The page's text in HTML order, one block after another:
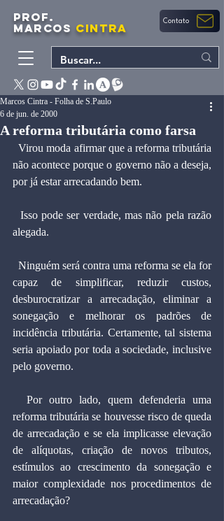
PROF.
MARCOS CINTRA Contato
A reforma tributária como farsa
Marcos Cintra - Folha de S.Paulo
6 de jun. de 2000
  Virou moda afirmar que a reforma tributária
não acontece porque o governo não a deseja,
por já estar arrecadando bem.
alegada.
capaz de simplificar, reduzir custos,
desburocratizar a arrecadação, eliminar a
sonegação e melhorar os padrões de
incidência tributária. Certamente, tal sistema
seria apoiado por toda a sociedade, inclusive
pelo governo.
reforma tributária se houvesse risco de queda
de arrecadação e se ela implicasse elevação
de alíquotas, criação de novos tributos,
estímulos ao crescimento da sonegação e
maior complexidade nos procedimentos de
arrecadação?